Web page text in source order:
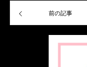
前の記事